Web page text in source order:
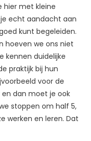
hier met kleine
echt aandacht aan
kunt begeleiden.
hoeven we ons niet
kennen duidelijke
praktijk bij hun
voor de
en dan moet je ook
stoppen om half 5,
werken en leren. Dat